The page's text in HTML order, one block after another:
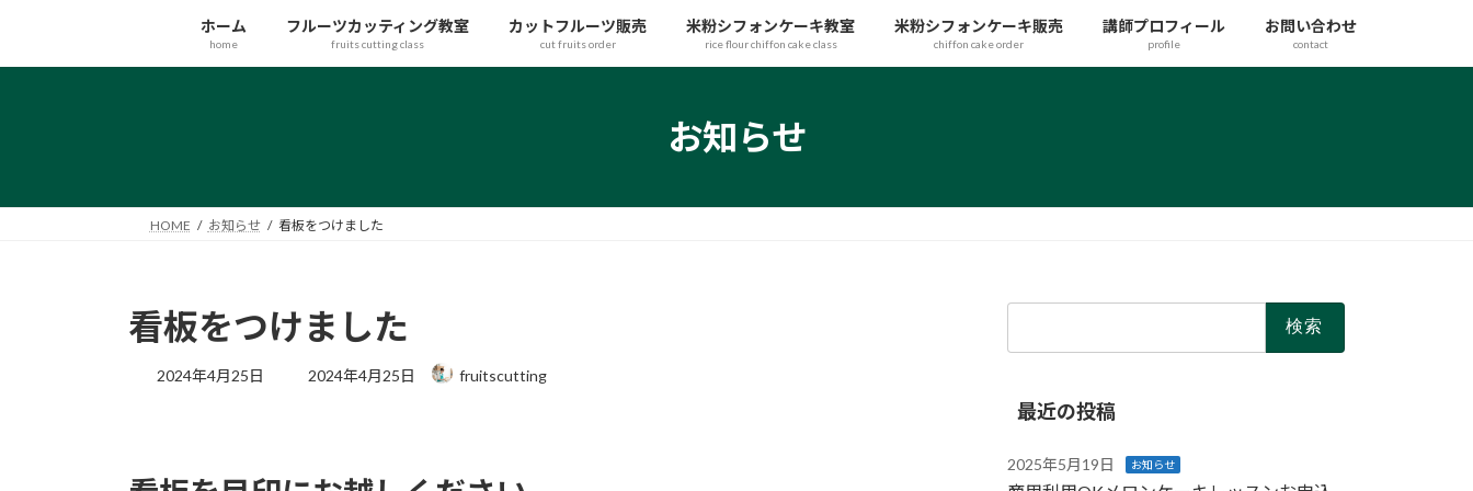
ホーム
home
フルーツカッティング教室
fruits cutting class
カットフルーツ販売
cut fruits order
米粉シフォンケーキ教室
rice flour chiffon cake class
米粉シフォンケーキ販売
chiffon cake order
講師プロフィール
profile
お問い合わせ
contact
お知らせ
HOME お知らせ 看板をつけました
看板をつけました
2024年4月25日 2024年4月25日 fruitscutting
最近の投稿
2025年5月19日 お知らせ